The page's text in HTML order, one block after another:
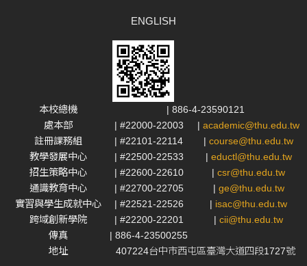
ENGLISH
本校總機
| 886-4-23590121
處本部
| #22000-22003 | academic@thu.edu.tw
註冊課務組
| #22101-22114 | course@thu.edu.tw
教學發展中心
| #22500-22533 | eductl@thu.edu.tw
招生策略中心
| #22600-22610 | csr@thu.edu.tw
通識教育中心
| #22700-22705 | ge@thu.edu.tw
實習與學生成就中心
| #22521-22526 | isac@thu.edu.tw
跨域創新學院
| #22200-22201 | cii@thu.edu.tw
傳真
| 886-4-23500255
地址
407224台中市西屯區臺灣大道四段1727號